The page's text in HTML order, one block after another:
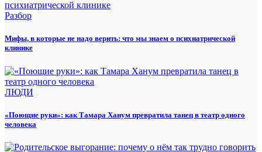
Разбор
Мифы, в которые не надо верить: что мы знаем о психиатрической
клинике
ЛЮДИ
«Поющие руки»: как Тамара Ханум превратила танец в театр одного
человека